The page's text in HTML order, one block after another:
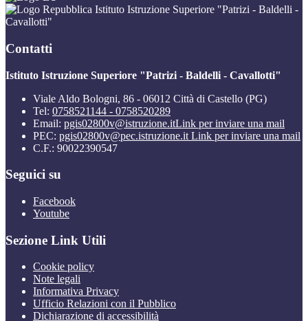
Istituto Istruzione Superiore "Patrizi - Baldelli -
Cavallotti"
Contatti
Istituto Istruzione Superiore "Patrizi - Baldelli - Cavallotti"
Viale Aldo Bologni, 86 - 06012 Città di Castello (PG)
Tel: 0758521144 - 0758520289
Email: pgis02800v@istruzione.itLink per inviare una mail
PEC: pgis02800v@pec.istruzione.it Link per inviare una mail
C.F.: 90022390547
Seguici su
Facebook
Youtube
Sezione Link Utili
Cookie policy
Note legali
Informativa Privacy
Ufficio Relazioni con il Pubblico
Dichiarazione di accessibilità